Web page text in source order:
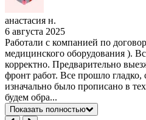
анастасия н.
6 августа 2025
Работали с компанией по
медицинского оборудования ).
корректно. Предварительно
фронт работ. Все прошло
изначально было прописано в
будем обра...
Показать полностью